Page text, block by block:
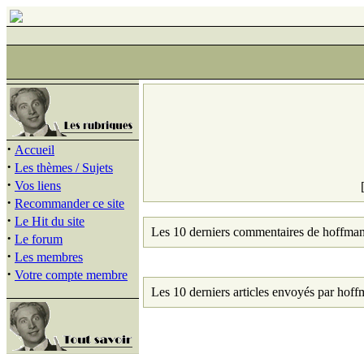
· Accueil
· Les thèmes / Sujets
· Vos liens
· Recommander ce site
· Le Hit du site
· Le forum
· Les membres
· Votre compte membre
Les 10 derniers commentaires de
Les 10 derniers articles envoyés par